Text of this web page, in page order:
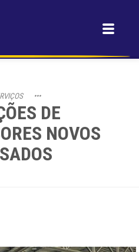
•••
DE
NOVOS